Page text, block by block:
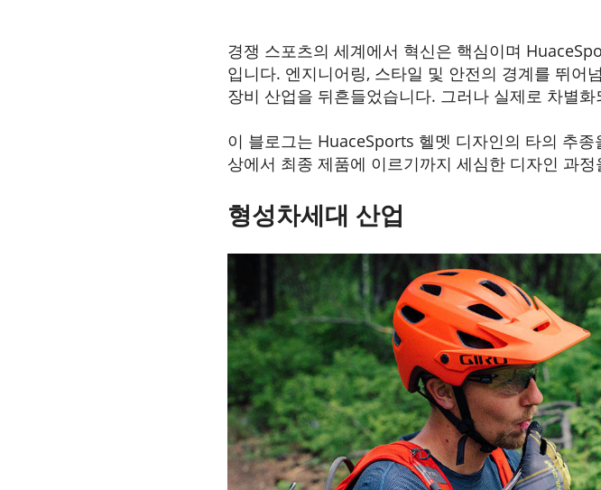
경쟁 스포츠의 세계에서 혁신은 핵심이며
입니다. 엔지니어링, 스타일 및 안전의 경계를 뛰
장비 산업을 뒤흔들었습니다. 그러나 실제로 차별
이 블로그는 HuaceSports 헬멧 디자인의 타의 추
상에서 최종 제품에 이르기까지 세심한 디자인 과
형성차세대 산업